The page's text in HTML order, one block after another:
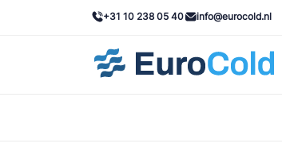
+31 10 238 05 40 info@eurocold.nl